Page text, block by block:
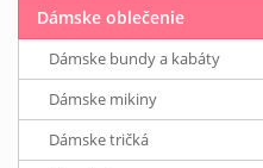
Dámske oblečenie
Dámske bundy a kabáty
Dámske mikiny
Dámske tričká